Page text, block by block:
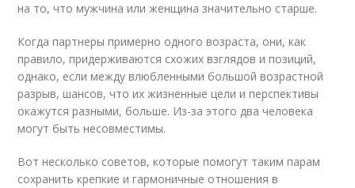
на то, что мужчина или женщина значительно старше.
Когда партнеры примерно одного возраста, они, как
правило, придерживаются схожих взглядов и позиций,
однако, если между влюбленными большой возрастной
разрыв, шансов, что их жизненные цели и перспективы
окажутся разными, больше. Из-за этого два человека
могут быть несовместимы.
Вот несколько советов, которые помогут таким парам
сохранить крепкие и гармоничные отношения в